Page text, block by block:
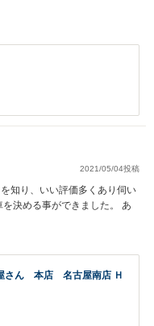
2021/05/04投稿
知り、いい評価多くあり伺い
決める事ができました。 あ
さん 本店 名古屋南店 Ｈ